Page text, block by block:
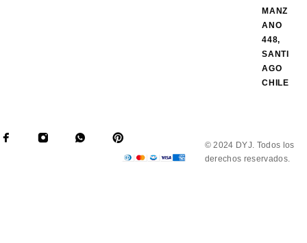
MANZ
ANO
448,
SANTI
AGO
CHILE
© 2024 DYJ. Todos los
derechos reservados.